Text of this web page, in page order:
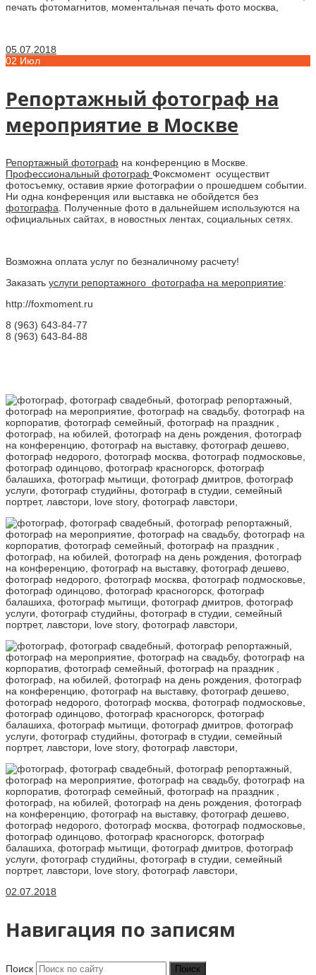
05.07.2018
02 Июл
Репортажный фотограф на
мероприятие в Москве
Репортажный фотограф на конференцию в Москве.
Профессиональный фотограф Фоксмомент осуществит
фотосъемку, оставив яркие фотографии о прошедшем событии.
Ни одна конференция или выставка не обойдется без
фотографа . Полученные фото в дальнейшем используются на
официальных сайтах, в новостных лентах, социальных сетях.
Возможна оплата услуг по безналичному расчету!
Заказать услуги репортажного фотографа на мероприятие:
http://foxmoment.ru
8 (963) 643-84-77
8 (963) 643-84-88
02.07.2018
Навигация по записям
Поиск